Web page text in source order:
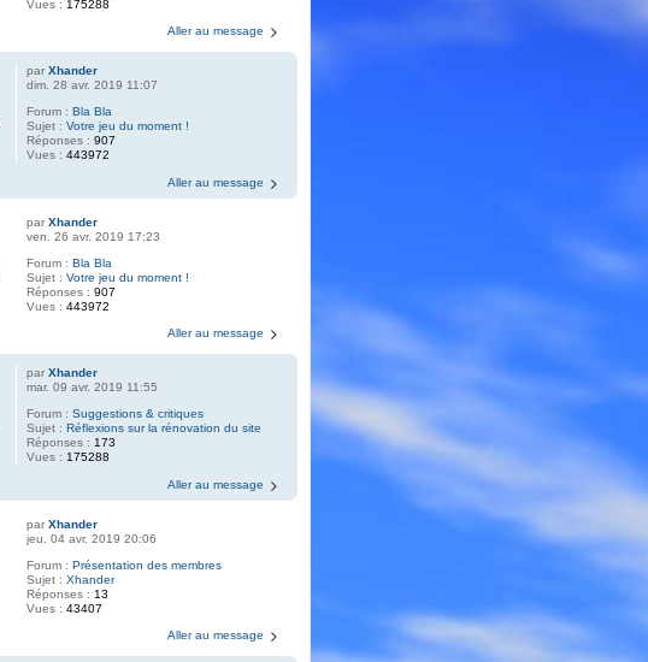
Vues : 175288
Aller au message
parXhander
dim. 28 avr. 2019 11:07
Forum : Bla Bla
Sujet :Votre jeu du moment !
Réponses :907
Vues :443972
Aller au message
parXhander
ven. 26 avr. 2019 17:23
Forum :Bla Bla
Sujet :Votre jeu du moment !
Réponses :907
Vues :443972
Aller au message
parXhander
mar. 09 avr. 2019 11:55
Forum :Suggestions & critiques
Sujet : Réflexions sur la rénovation du site
Réponses :173
Vues :175288
Aller au message
parXhander
jeu. 04 avr. 2019 20:06
Forum :Présentation des membres
Sujet :Xhander
Réponses : 13
Vues :43407
Aller au message